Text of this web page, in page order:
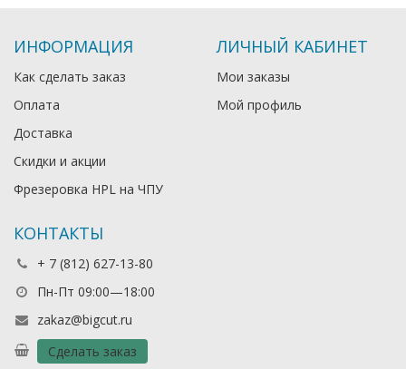
ИНФОРМАЦИЯ
Как сделать заказ
Оплата
Доставка
Скидки и акции
Фрезеровка HPL на ЧПУ
ЛИЧНЫЙ КАБИНЕТ
Мои заказы
Мой профиль
КОНТАКТЫ
+ 7 (812) 627-13-80
Пн-Пт 09:00—18:00
zakaz@bigcut.ru
Сделать заказ